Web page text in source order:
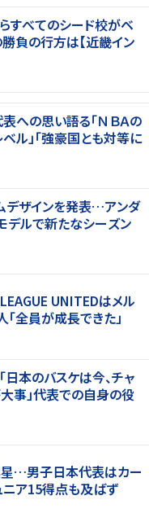
すべてのシード校がベ
負の行方は【近畿イン
への思い語る「ＮＢＡの
ル」「強豪国とも対等に
デザインを発表…アンダ
デルで新たなシーズン
UNITEDはメル
全員が成長できた」
本のバスケは今、チャ
事」代表での自身の役
…男子日本代表はカー
ニア15得点も及ばず